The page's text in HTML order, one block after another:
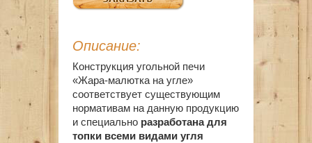
Описание:
Конструкция угольной печи
«Жара-малютка на угле»
соответствует существующим
нормативам на данную продукцию
и специально разработана для
топки всеми видами угля